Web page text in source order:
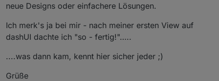
neue Designs oder einfachere Lösungen.
Ich merk's ja bei mir - nach meiner ersten View auf
dashUI dachte ich "so - fertig!"…..
....was dann kam, kennt hier sicher jeder ;)
Grüße